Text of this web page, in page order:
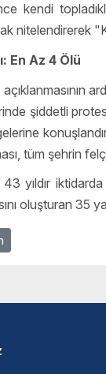
kendi
nitelendirerek
En Az 4 Ölü
açıklanmasının
şiddetli
tüm şehrin
yıldır
oluşturan 35